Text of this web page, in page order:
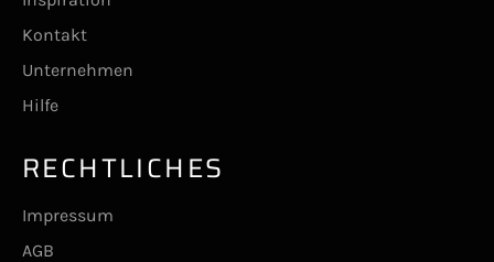
Kontakt
Unternehmen
Hilfe
RECHTLICHES
Impressum
AGB